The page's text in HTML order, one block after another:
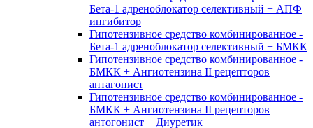
Бета-1 адреноблокатор селективный + АПФ
ингибитор
Гипотензивное средство комбинированное -
Бета-1 адреноблокатор селективный + БМКК
Гипотензивное средство комбинированное -
БМКК + Ангиотензина II рецепторов
антагонист
Гипотензивное средство комбинированное -
БМКК + Ангиотензина II рецепторов
антогонист + Диуретик